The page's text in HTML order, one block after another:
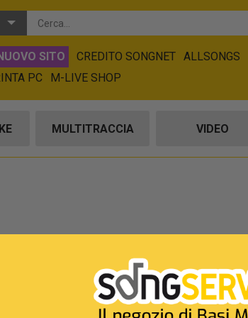
SITO CREDITO SONGNET ALLSONGS
PC M-LIVE SHOP
MULTITRACCIA VIDEO